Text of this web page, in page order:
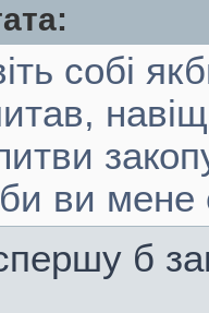
собі
ви мене
б